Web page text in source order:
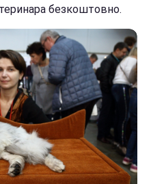
безкоштовно.